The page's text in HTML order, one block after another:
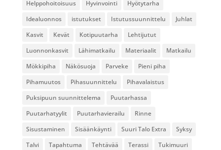
Helppohoitoisuus
Hyvinvointi
Hyötytarha
Idealuonnos
istutukset Istutussuunnittelu
Juhlat
Kasvit
Kevät Kotipuutarha
Lehtijutut
Luonnonkasvit
Lähimatkailu Materiaalit
Matkailu
Mökkipiha
Näkösuoja Parveke
Pieni piha
Pihamuutos
Pihasuunnittelu
Pihavalaistus
Puksipuun suunnittelema
Puutarhassa
Puutarhatyylit
Puutarhavierailu
Rinne
Sisustaminen
Sisäänkäynti Suuri Talo Extra
Syksy
Talvi
Tapahtuma Tehtävää Terassi
Tukimuuri